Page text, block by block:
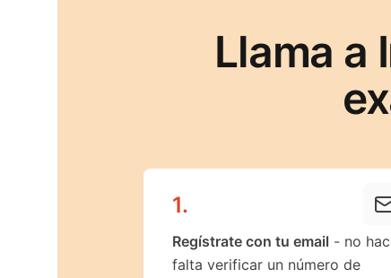
Llama a
1.
Regístrate con tu email - no
falta verificar un número de